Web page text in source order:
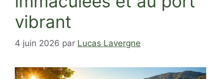
vibrant
4 juin 2026 par Lucas Lavergne